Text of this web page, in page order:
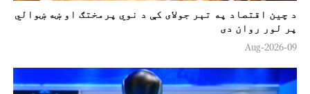
د چين اقتصاد په تېر جولای کې د نوي پرمختګ او ښه ښوالي
پر لور روان دی
09-Aug-2026